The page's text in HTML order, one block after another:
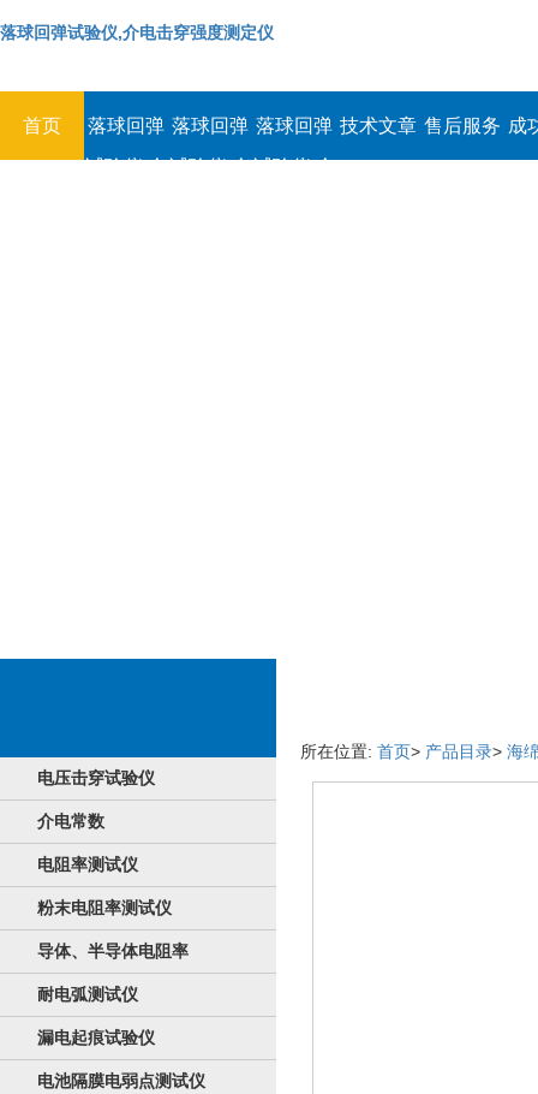
落球回弹试验仪,介电击穿强度测定仪
首页
落球回弹
试验仪,介
落球回弹
试验仪,介
落球回弹
试验仪,介
技术文章 售后服务 成
电压击穿试验仪
介电常数
电阻率测试仪
粉末电阻率测试仪
导体、半导体电阻率
耐电弧测试仪
漏电起痕试验仪
电池隔膜电弱点测试仪
所在位置: 首页> 产品目录> 海